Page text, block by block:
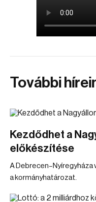
További
Kezdődhet a
előkészítése
A
a kormányhatározat.